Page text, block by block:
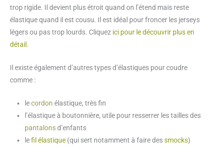
trop rigide. Il devient plus étroit quand on l’étend mais reste
élastique quand il est cousu. Il est idéal pour froncer les jerseys
légers ou pas trop lourds. Cliquez ici pour le découvrir plus en
détail .
Il existe également d’autres types d’élastiques pour coudre
comme :
lecordon élastique, très fin
l’élastique à boutonnière, utile pour resserrer les tailles des
pantalonsd’enfants
lefil élastique (qui sert notamment à faire dessmocks)